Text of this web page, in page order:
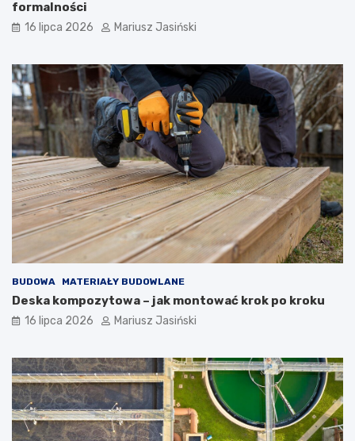
formalności
16 lipca 2026 Mariusz Jasiński
BUDOWA MATERIAŁY BUDOWLANE
Deska kompozytowa – jak montować krok po kroku
16 lipca 2026 Mariusz Jasiński